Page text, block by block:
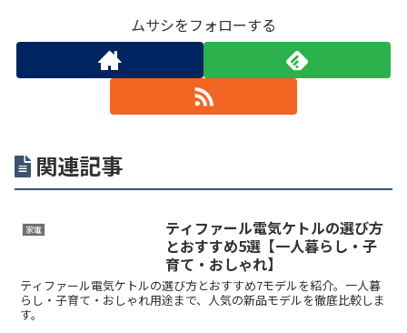
ムサシをフォローする
関連記事
家電
ティファール電気ケトルの選び方
とおすすめ5選【一人暮らし・子
育て・おしゃれ】
ティファール電気ケトルの選び方とおすすめ7モデルを紹介。一人暮
らし・子育て・おしゃれ用途まで、人気の新品モデルを徹底比較しま
す。